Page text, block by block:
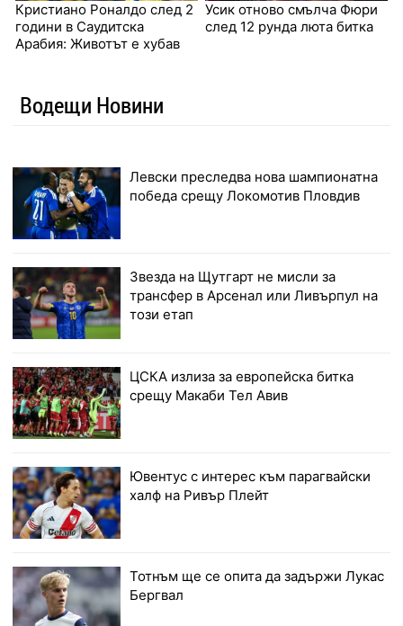
Кристиано Роналдо след 2
години в Саудитска
Арабия: Животът е хубав
Усик отново смълча Фюри
след 12 рунда люта битка
Водещи Новини
Левски преследва нова шампионатна
победа срещу Локомотив Пловдив
Звезда на Щутгарт не мисли за
трансфер в Арсенал или Ливърпул на
този етап
ЦСКА излиза за европейска битка
срещу Макаби Тел Авив
Ювентус с интерес към парагвайски
халф на Ривър Плейт
Тотнъм ще се опита да задържи Лукас
Бергвал